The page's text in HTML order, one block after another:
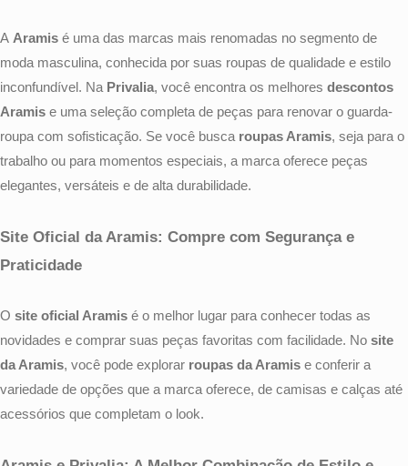
A Aramis é uma das marcas mais renomadas no segmento de
moda masculina, conhecida por suas roupas de qualidade e estilo
inconfundível. Na Privalia, você encontra os melhores descontos
Aramis e uma seleção completa de peças para renovar o guarda-
roupa com sofisticação. Se você busca roupas Aramis, seja para o
trabalho ou para momentos especiais, a marca oferece peças
elegantes, versáteis e de alta durabilidade.
Site Oficial da Aramis: Compre com Segurança e
Praticidade
O site oficial Aramis é o melhor lugar para conhecer todas as
novidades e comprar suas peças favoritas com facilidade. No site
da Aramis, você pode explorar roupas da Aramis e conferir a
variedade de opções que a marca oferece, de camisas e calças até
acessórios que completam o look.